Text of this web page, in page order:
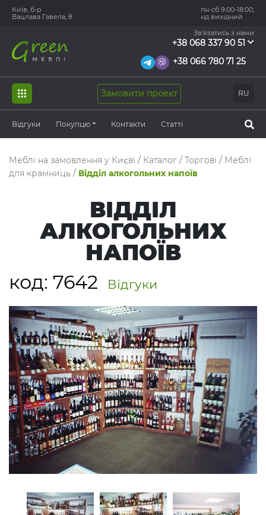
Київ, б-р
Вацлава Гавела, 8
пн-сб 9:00-18:00,
нд вихідний
Зв'язатись з нами
+38 068 337 90 51
+38 066 780 71 25
RU
Замовити проект
Відгуки Покупцю Контакти Статті
Меблі на замовлення у Києві / Каталог / Торгові / Меблі
для крамниць / Відділ алкогольних напоїв
ВІДДІЛ
АЛКОГОЛЬНИХ
НАПОЇВ
код: 7642 Відгуки